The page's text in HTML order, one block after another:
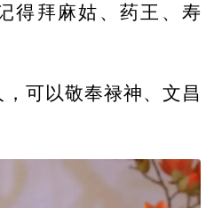
得拜麻姑、药王、寿
可以敬奉禄神、文昌